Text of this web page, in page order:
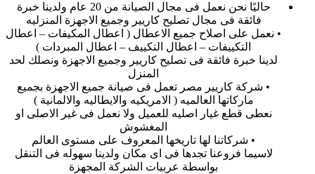
حاليًا نحن نعمل فى مجال الصيانة من 20 عام ولدينا خبرة
فائقة فى مجال تصليح كاريير وجميع الاجهزة المنزليه
• نعمل على اصلاح جميع الاعطال ( اعطال المكيفات – اعطال
التكييفات – اعطال التكييف – اعطال المبردات )
لدينا خبرة فائقة فى تصليح كاريير وجميع الاجهزة ونصلك لحد
المنزل
• شركة كاريير مصر تعمل فى صيانة جميع الاجهزة بجميع
ماركاتها العالميه ( الامريكيه والايطاليه والالمانية )
نعطى قطع غيار اصليه للعميل ولا نعمل فى غير الاصلى او
المغشوش
• شركاتنا لها تاريخها المعروف على مستوى العالم
لاسيما فروعنا تجدها فى اى مكان ولدينا سهوله فى التنقل
بواسطة عربيات الشركة المجهزة